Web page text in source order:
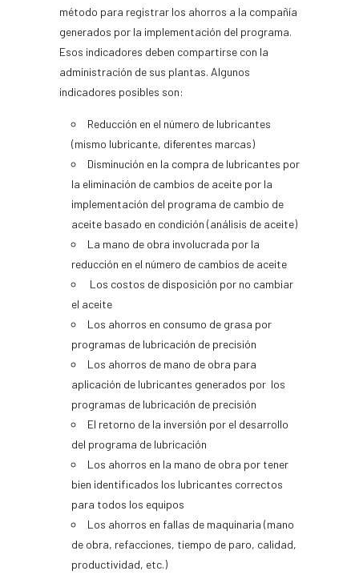
método para registrar los ahorros a la compañía
generados por la implementación del programa.
Esos indicadores deben compartirse con la
administración de sus plantas. Algunos
indicadores posibles son:
Reducción en el número de lubricantes
(mismo lubricante, diferentes marcas)
Disminución en la compra de lubricantes por
la eliminación de cambios de aceite por la
implementación del programa de cambio de
aceite basado en condición (análisis de aceite)
La mano de obra involucrada por la
reducción en el número de cambios de aceite
Los costos de disposición por no cambiar
el aceite
Los ahorros en consumo de grasa por
programas de lubricación de precisión
Los ahorros de mano de obra para
aplicación de lubricantes generados por los
programas de lubricación de precisión
El retorno de la inversión por el desarrollo
del programa de lubricación
Los ahorros en la mano de obra por tener
bien identificados los lubricantes correctos
para todos los equipos
Los ahorros en fallas de maquinaria (mano
de obra, refacciones, tiempo de paro, calidad,
productividad, etc.)